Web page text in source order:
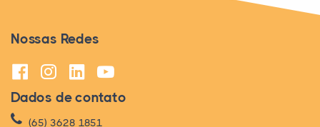
Nossas Redes
Dados de contato
(65) 3628 1851